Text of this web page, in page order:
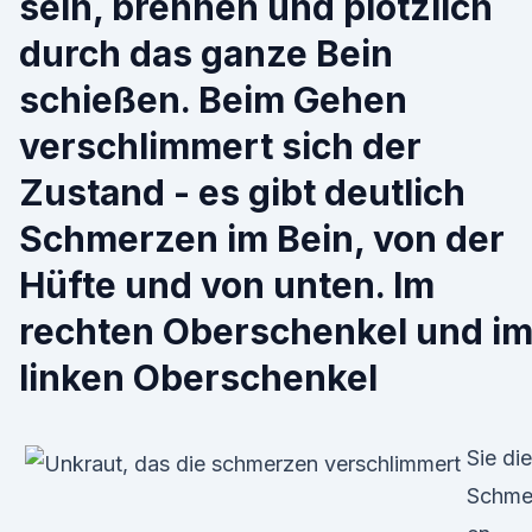
durch das ganze Bein
schießen. Beim Gehen
verschlimmert sich der
Zustand - es gibt deutlich
Schmerzen im Bein, von der
Hüfte und von unten. Im
rechten Oberschenkel und im
linken Oberschenkel
Sie die